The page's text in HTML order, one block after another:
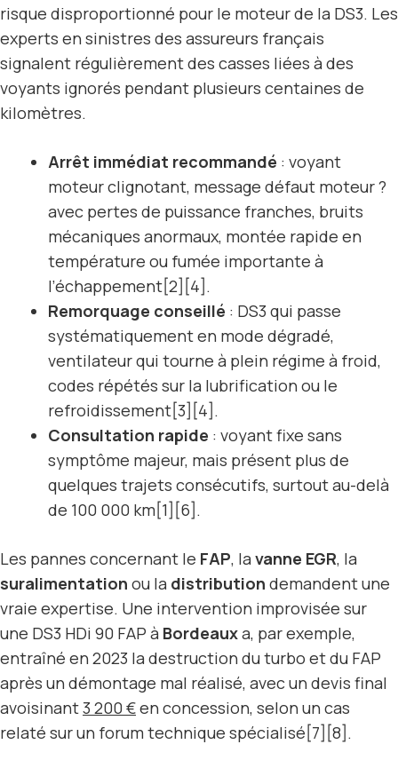
risque disproportionné pour le moteur de la DS3. Les
experts en sinistres des assureurs français
signalent régulièrement des casses liées à des
voyants ignorés pendant plusieurs centaines de
kilomètres.
Arrêt immédiat recommandé : voyant
moteur clignotant, message défaut moteur ?
avec pertes de puissance franches, bruits
mécaniques anormaux, montée rapide en
température ou fumée importante à
l’échappement[2][4].
Remorquage conseillé : DS3 qui passe
systématiquement en mode dégradé,
ventilateur qui tourne à plein régime à froid,
codes répétés sur la lubrification ou le
refroidissement[3][4].
Consultation rapide : voyant fixe sans
symptôme majeur, mais présent plus de
quelques trajets consécutifs, surtout au-delà
de 100 000 km[1][6].
Les pannes concernant le FAP, la vanne EGR, la
suralimentation ou la distribution demandent une
vraie expertise. Une intervention improvisée sur
une DS3 HDi 90 FAP à Bordeauxa, par exemple,
entraîné en 2023 la destruction du turbo et du FAP
après un démontage mal réalisé, avec un devis final
avoisinant3 200 €en concession, selon un cas
relaté sur un forum technique spécialisé[7][8].